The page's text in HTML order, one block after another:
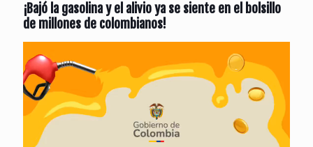
¡Bajó la gasolina y el alivio ya se siente en el bolsillo
de millones de colombianos!
de
vídeo